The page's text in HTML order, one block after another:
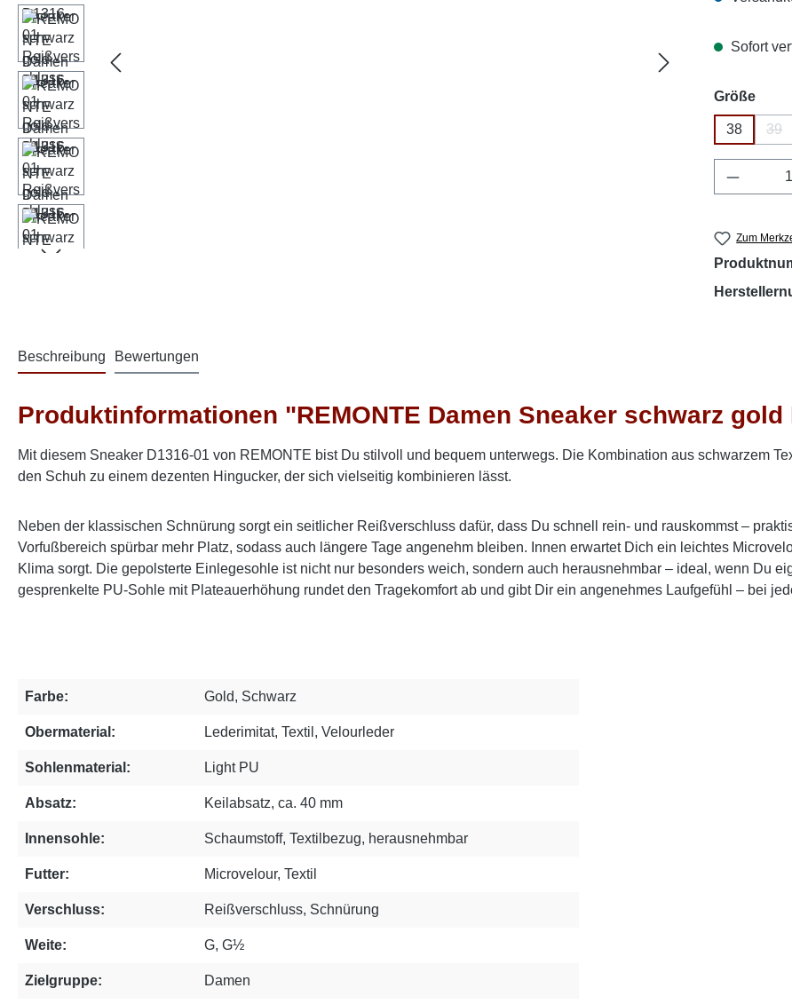
Sofort
Größe
38 39
Zum
Beschreibung Bewertungen
Produktinformationen "REMONTE Damen Sneaker schwarz
Mit diesem Sneaker D1316-01 von REMONTE bist Du stilvoll und bequem unterwegs. Die Kombination aus schwarzem
den Schuh zu einem dezenten Hingucker, der sich vielseitig kombinieren lässt.
Neben der klassischen Schnürung sorgt ein seitlicher Reißverschluss dafür, dass Du schnell rein- und rauskommst –
Vorfußbereich spürbar mehr Platz, sodass auch längere Tage angenehm bleiben. Innen erwartet Dich ein leichtes
Klima sorgt. Die gepolsterte Einlegesohle ist nicht nur besonders weich, sondern auch herausnehmbar – ideal, wenn Du
gesprenkelte PU-Sohle mit Plateauerhöhung rundet den Tragekomfort ab und gibt Dir ein angenehmes Laufgefühl – bei
Farbe: Gold, Schwarz
Obermaterial: Lederimitat, Textil, Velourleder
Sohlenmaterial: Light PU
Absatz: Keilabsatz, ca. 40 mm
Innensohle: Schaumstoff, Textilbezug, herausnehmbar
Futter: Microvelour, Textil
Verschluss: Reißverschluss, Schnürung
Weite: G, G½
Zielgruppe: Damen